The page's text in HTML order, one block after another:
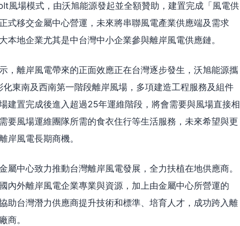
風場模式，由沃旭能源發起並全額贊助，建置完成「風電供
式移交金屬中心營運，未來將串聯風電產業供應端及需求
本地企業尤其是中台灣中小企業參與離岸風電供應鏈。
，離岸風電帶來的正面效應正在台灣逐步發生，沃旭能源攜
東南及西南第一階段離岸風場，多項建造工程服務及組件
建置完成後進入超過25年運維階段，將會需要與風場直接相
要風場運維團隊所需的食衣住行等生活服務，未來希望與更
岸風電長期商機。
屬中心致力推動台灣離岸風電發展，全力扶植在地供應商。
內外離岸風電企業專業與資源，加上由金屬中心所營運的
助台灣潛力供應商提升技術和標準、培育人才，成功跨入離
商。